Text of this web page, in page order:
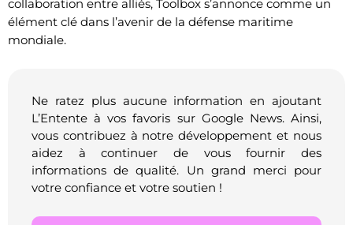
collaboration entre alliés, Toolbox s’annonce comme un
élément clé dans l’avenir de la défense maritime
mondiale.
Ne ratez plus aucune information en ajoutant
L’Entente à vos favoris sur Google News. Ainsi,
vous contribuez à notre développement et nous
aidez à continuer de vous fournir des
informations de qualité. Un grand merci pour
votre confiance et votre soutien !